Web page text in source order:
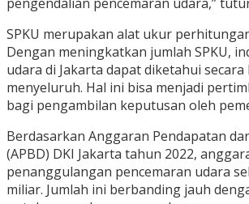
SPKU merupakan alat ukur
Dengan meningkatkan jumlah SPKU,
udara di Jakarta dapat diketahui
menyeluruh. Hal ini bisa menjadi
bagi pengambilan keputusan oleh
Berdasarkan Anggaran Pendapatan
(APBD) DKI Jakarta tahun 2022,
penanggulangan pencemaran udara
miliar. Jumlah ini berbanding jauh